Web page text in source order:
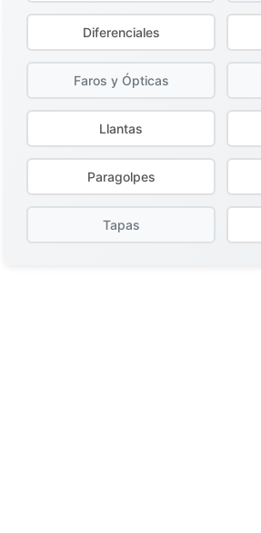
Diferenciales
Faros y Ópticas
Llantas
Paragolpes
Tapas